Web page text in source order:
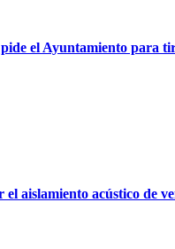
el Ayuntamiento para
aislamiento acústico de